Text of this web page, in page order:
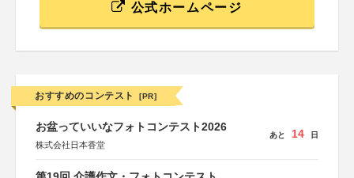
公式ホームページ
おすすめのコンテスト [PR]
お盆っていいなフォトコンテスト2026
株式会社日本香堂
あと 14 日